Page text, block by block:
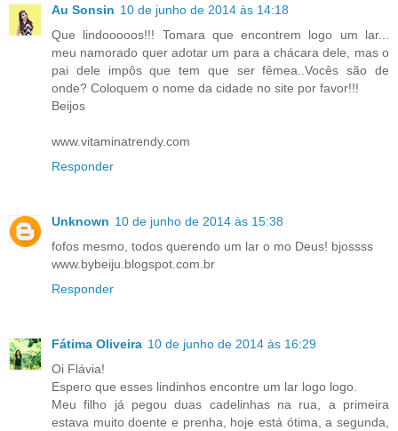
Au Sonsin 10 de junho de 2014 às 14:18
Que lindooooos!!! Tomara que encontrem logo um lar...
meu namorado quer adotar um para a chácara dele, mas o
pai dele impôs que tem que ser fêmea..Vocês são de
onde? Coloquem o nome da cidade no site por favor!!!
Beijos
www.vitaminatrendy.com
Responder
Unknown 10 de junho de 2014 às 15:38
fofos mesmo, todos querendo um lar o mo Deus! bjossss
www.bybeiju.blogspot.com.br
Responder
Fátima Oliveira 10 de junho de 2014 às 16:29
Oi Flávia!
Espero que esses lindinhos encontre um lar logo logo.
Meu filho já pegou duas cadelinhas na rua, a primeira
estava muito doente e prenha, hoje está ótima, a segunda,